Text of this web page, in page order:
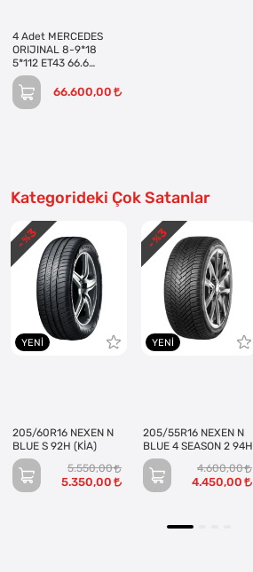
4 Adet MERCEDES
ORIJINAL 8-9*18
5*112 ET43 66.6
BLACK MACK JANT
REVİZE EDİLMİŞ
(Takım)
66.600,00
Kategorideki Çok Satanlar
YENI
205/60R16 NEXEN N
BLUE S 92H (KİA)
5.550,00
5.350,00
- %
3
YENI
205/55R16 NEXEN N
BLUE 4 SEASON 2 94H
4.600,00
4.450,00
- %
3